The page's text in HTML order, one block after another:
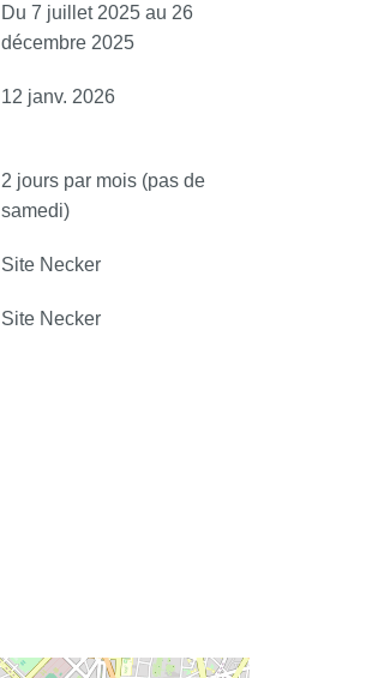
Du 7 juillet 2025 au 26
décembre 2025
12 janv. 2026
2 jours par mois (pas de
samedi)
Site Necker
Site Necker